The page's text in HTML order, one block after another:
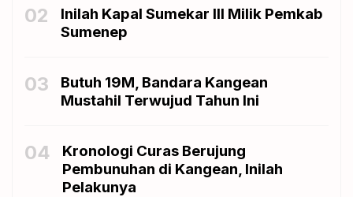
02
Inilah Kapal Sumekar III Milik Pemkab
Sumenep
03
Butuh 19M, Bandara Kangean
Mustahil Terwujud Tahun Ini
04
Kronologi Curas Berujung
Pembunuhan di Kangean, Inilah
Pelakunya